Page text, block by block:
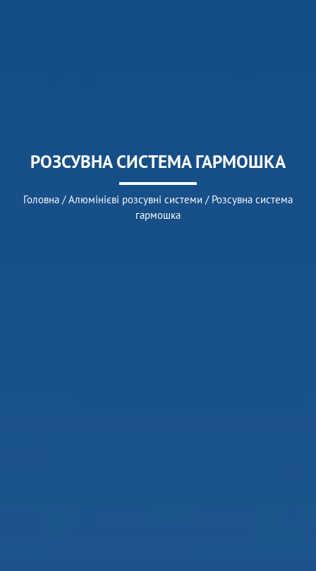
РОЗСУВНА СИСТЕМА ГАРМОШКА
Головна /Алюмінієві розсувні системи / Розсувна система
гармошка